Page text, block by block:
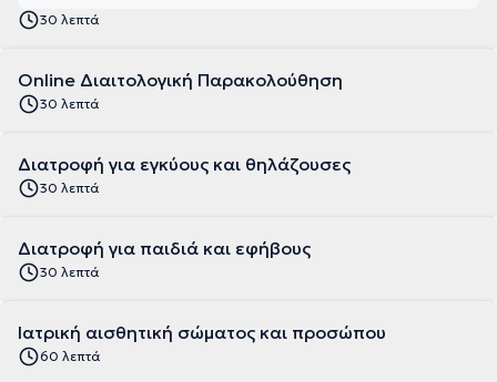
30 λεπτά
Online Διαιτολογική Παρακολούθηση
30 λεπτά
Διατροφή για εγκύους και θηλάζουσες
30 λεπτά
Διατροφή για παιδιά και εφήβους
30 λεπτά
Ιατρική αισθητική σώματος και προσώπου
60 λεπτά